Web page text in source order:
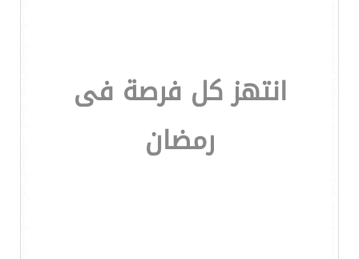
انتهز كل فرصة فى
رمضان